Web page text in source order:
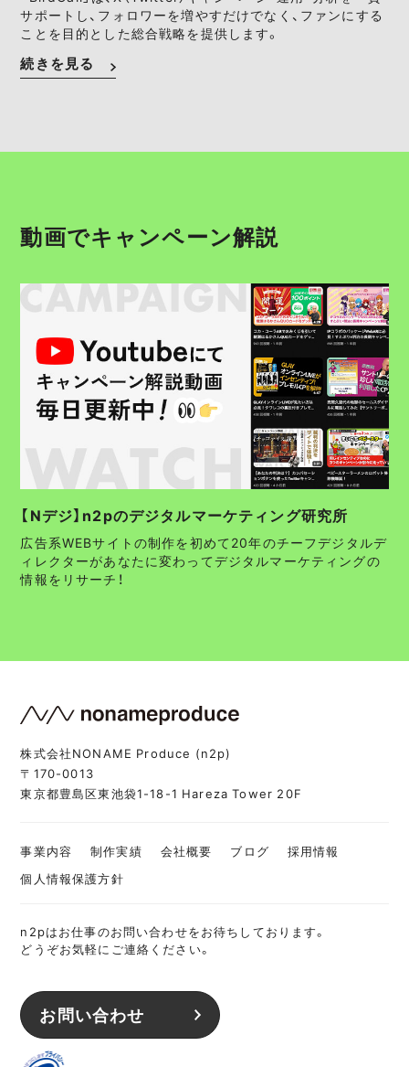
サポートし、フォロワーを増やすだけでなく、ファンにする
ことを目的とした総合戦略を提供します。
続きを見る
動画でキャンペーン解説
【Nデジ】n2pのデジタルマーケティング研究所
広告系WEBサイトの制作を初めて20年のチーフデジタルデ
ィレクターがあなたに変わってデジタルマーケティングの
情報をリサーチ！
株式会社NONAME Produce (n2p)
〒170-0013
東京都豊島区東池袋1-18-1 Hareza Tower 20F
事業内容 制作実績 会社概要 ブログ
採用情報
個人情報保護方針
n2pはお仕事のお問い合わせをお待ちしております。
どうぞお気軽にご連絡ください。
お問い合わせ